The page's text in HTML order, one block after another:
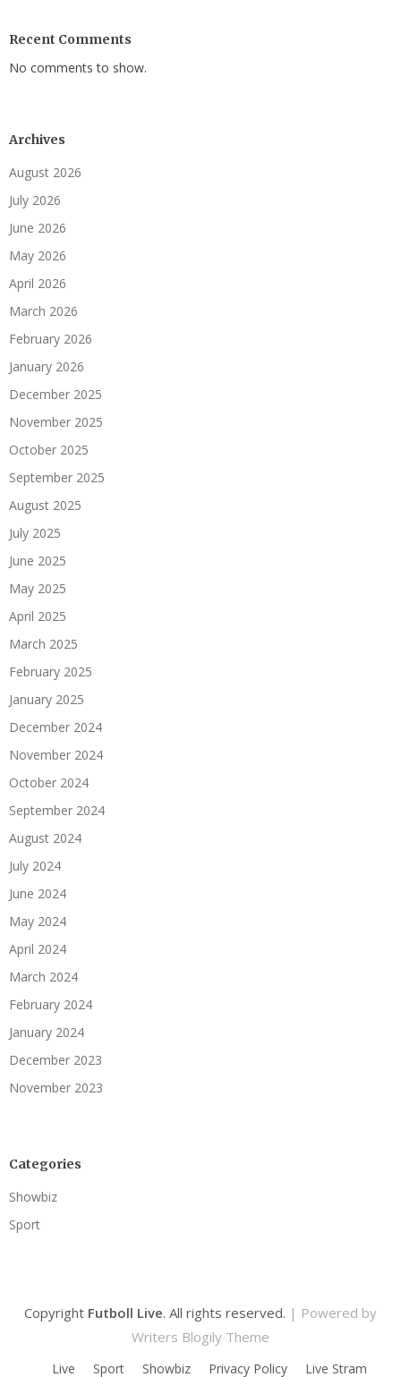
Recent Comments
No comments to show.
Archives
August 2026
July 2026
June 2026
May 2026
April 2026
March 2026
February 2026
January 2026
December 2025
November 2025
October 2025
September 2025
August 2025
July 2025
June 2025
May 2025
April 2025
March 2025
February 2025
January 2025
December 2024
November 2024
October 2024
September 2024
August 2024
July 2024
June 2024
May 2024
April 2024
March 2024
February 2024
January 2024
December 2023
November 2023
Categories
Showbiz
Sport
Copyright Futboll Live. All rights reserved. | Powered by
Writers Blogily Theme
Live Sport Showbiz Privacy Policy Live Stram